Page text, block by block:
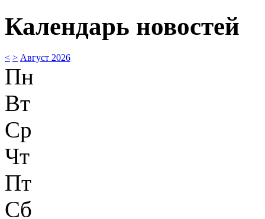
Календарь новостей
< > Август 2026
Пн
Вт
Ср
Чт
Пт
Сб